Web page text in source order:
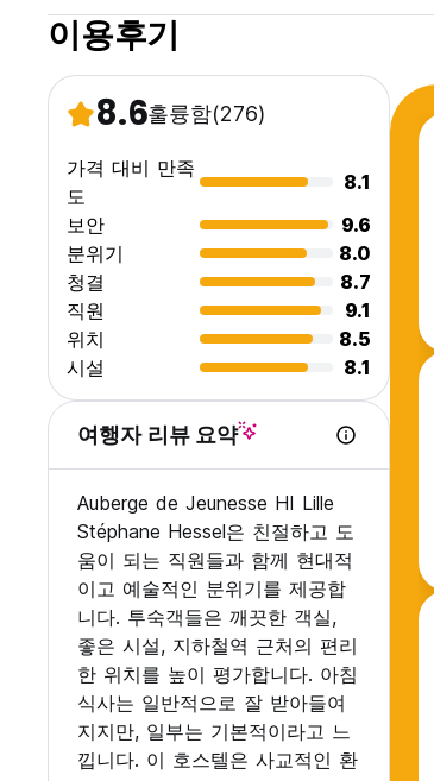
이용후기
8.6훌륭함(276)
가격 대비 만족
도
8.1
보안
9.6
분위기
8.0
청결
8.7
직원
9.1
위치
8.5
시설
8.1
여행자 리뷰 요약
Auberge de Jeunesse HI Lille
Stéphane Hessel은 친절하고 도
움이 되는 직원들과 함께 현대적
이고 예술적인 분위기를 제공합
니다. 투숙객들은 깨끗한 객실,
좋은 시설, 지하철역 근처의 편리
한 위치를 높이 평가합니다. 아침
식사는 일반적으로 잘 받아들여
지지만, 일부는 기본적이라고 느
낍니다. 이 호스텔은 사교적인 환